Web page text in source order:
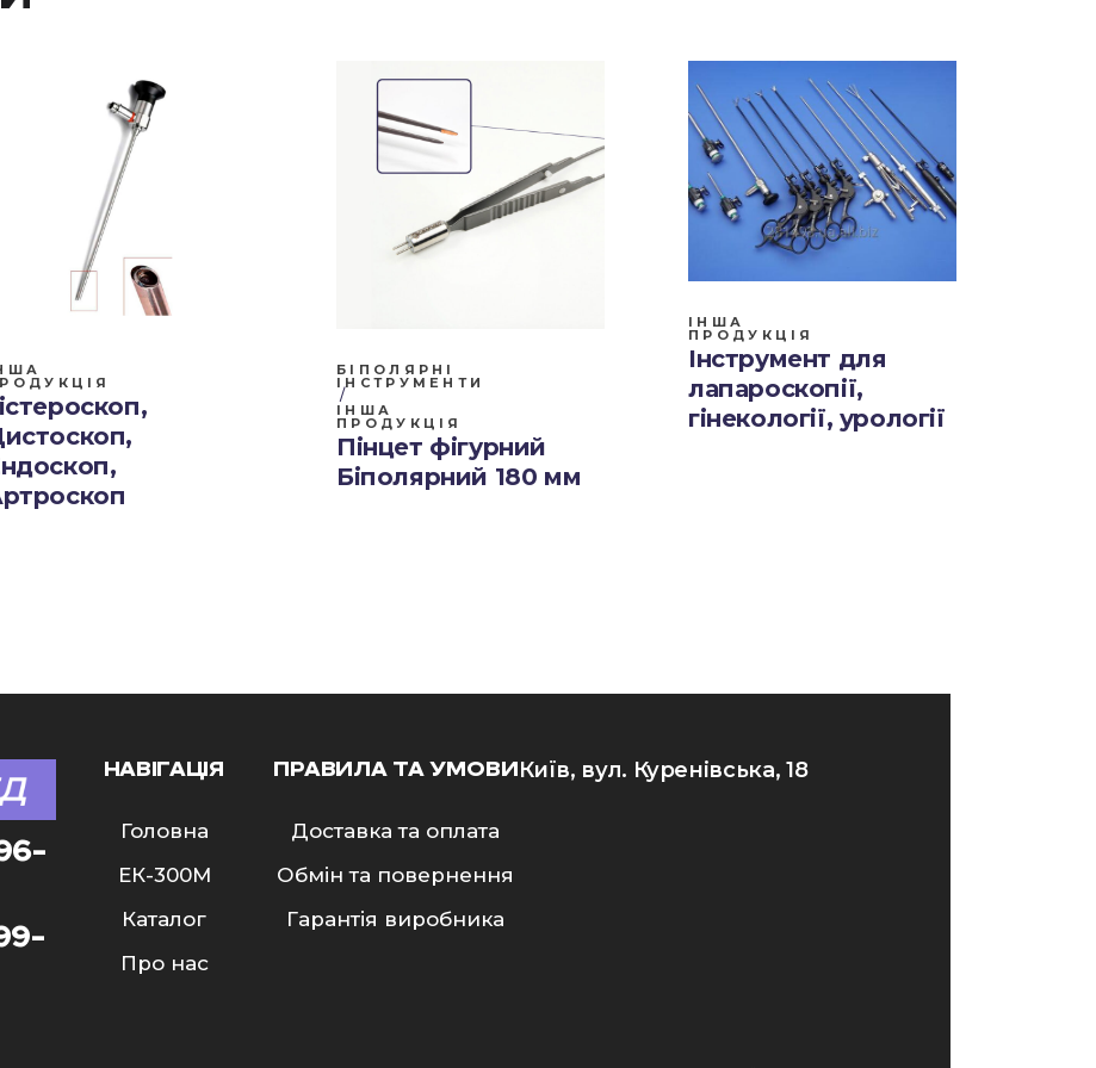
БІПОЛЯРНІ
ІНСТРУМЕНТИ
ІНША
ПРОДУКЦІЯ
Пінцет фігурний
Біполярний 180 мм
ІНША
ПРОДУКЦІЯ
Інструмент для
лапароскопії,
гінекології, урології
НАВІГАЦІЯ
Головна
ЕК-300M
Каталог
Про нас
ПРАВИЛА ТА УМОВИ
Доставка та оплата
Обмін та повернення
Гарантія виробника
Київ, вул. Куренівська, 18